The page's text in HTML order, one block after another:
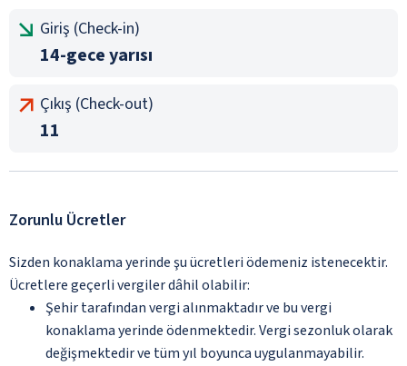
Giriş (Check-in)
14-gece yarısı
Çıkış (Check-out)
11
Zorunlu Ücretler
Sizden konaklama yerinde şu ücretleri ödemeniz istenecektir.
Ücretlere geçerli vergiler dâhil olabilir:
Şehir tarafından vergi alınmaktadır ve bu vergi
konaklama yerinde ödenmektedir. Vergi sezonluk olarak
değişmektedir ve tüm yıl boyunca uygulanmayabilir.